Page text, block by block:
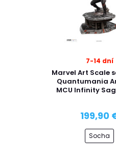
7-14 dní
Marvel Art Scale
Quantumania
MCU Infinity
199,90
Socha